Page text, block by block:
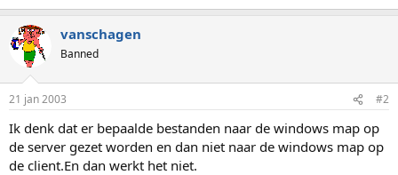
vanschagen
Banned
21 jan 2003 #2
Ik denk dat er bepaalde bestanden naar de windows map op
de server gezet worden en dan niet naar de windows map op
de client.En dan werkt het niet.